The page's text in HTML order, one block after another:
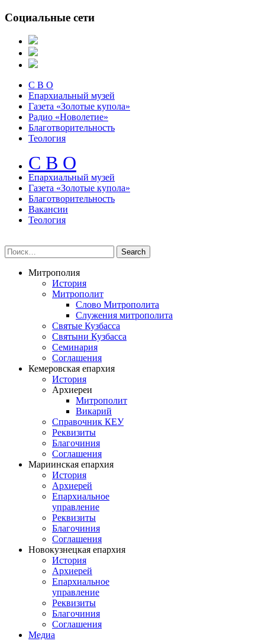
Социальные сети
С В О
Епархиальный музей
Газета «Золотые купола»
Радио «Новолетие»
Благотворительность
Теология
С В О
Епархиальный музeй
Газета «Золотые купола»
Благотворительность
Вакансии
Теология
Митрополия
История
Митрополит
Слово Митрополита
Служения митрополита
Святые Кузбасса
Святыни Кузбасса
Семинария
Соглашения
Кемеровская епархия
История
Архиереи
Митрополит
Викарий
Справочник КЕУ
Реквизиты
Благочиния
Соглашения
Мариинская епархия
История
Архиерей
Епархиальное
управление
Реквизиты
Благочиния
Соглашения
Новокузнецкая епархия
История
Архиерей
Епархиальное
управление
Реквизиты
Благочиния
Соглашения
Медиа